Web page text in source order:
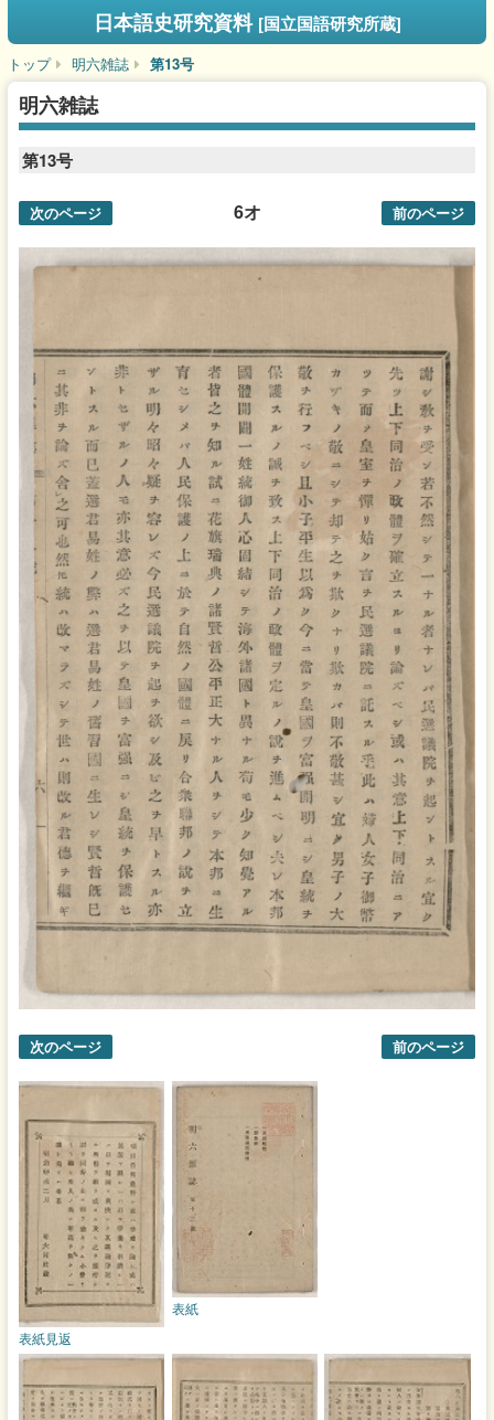
日本語史研究資料 [国立国語研究所蔵]
トップ 明六雑誌 第13号
明六雑誌
第13号
6オ
次のページ 前のページ
次のページ 前のページ
表紙
表紙見返